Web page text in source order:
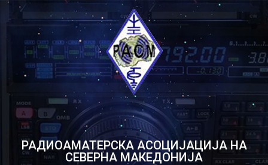
РАДИОАМАТЕРСКА АСОЦИЈАЦИЈА НА
СЕВЕРНА МАКЕДОНИЈА